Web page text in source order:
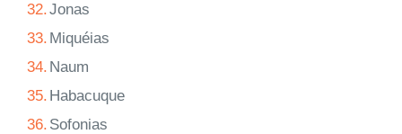
32.Jonas
33. Miquéias
34. Naum
35. Habacuque
36. Sofonias